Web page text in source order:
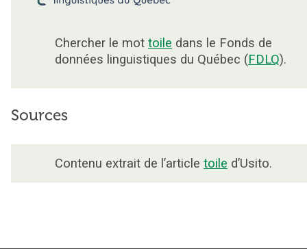
Chercher le mot toile dans le Fonds de
données linguistiques du Québec (FDLQ).
Sources
Contenu extrait de l’article toile d’Usito.